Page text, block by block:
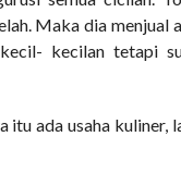
Maka dia menjual
kecilan tetapi
itu ada usaha kuliner,